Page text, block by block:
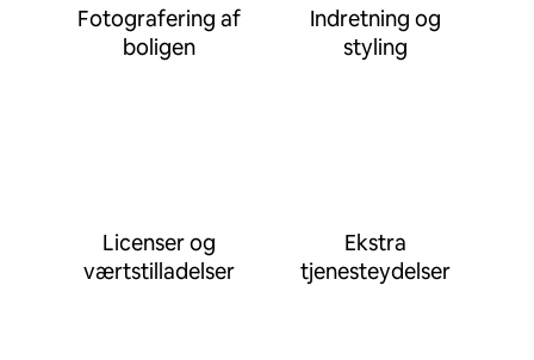
Fotografering af
boligen
Indretning og
styling
Licenser og
værtstilladelser
Ekstra
tjenesteydelser